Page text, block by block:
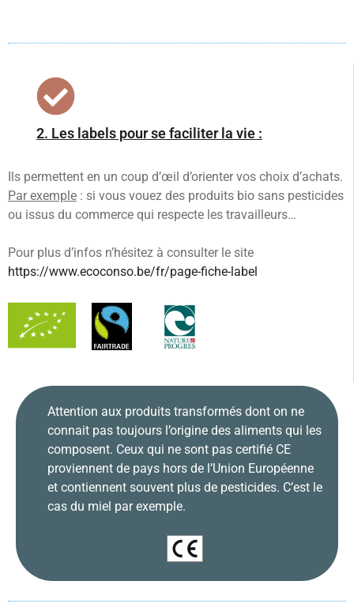
2. Les labels pour se faciliter la vie :
Ils permettent en un coup d’œil d’orienter vos choix d’achats.
Par exemple : si vous vouez des produits bio sans pesticides
ou issus du commerce qui respecte les travailleurs…
Pour plus d’infos n’hésitez à consulter le site
https://www.ecoconso.be/fr/page-fiche-label
Attention aux produits transformés dont on ne
connait pas toujours l’origine des aliments qui les
composent. Ceux qui ne sont pas certifié CE
proviennent de pays hors de l’Union Européenne
et contiennent souvent plus de pesticides. C’est le
cas du miel par exemple.